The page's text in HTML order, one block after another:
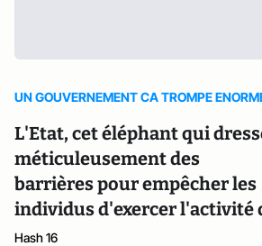
UN GOUVERNEMENT CA TROMPE
L'Etat, cet éléphant qui
méticuleusement des
barrières pour empêcher les
individus d'exercer l'activité
Hash 16